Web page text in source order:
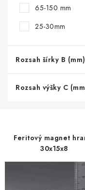
65-150 mm
25-30mm
Rozsah šírky B (mm)
Rozsah výšky C
Feritový magnet
30x15x8